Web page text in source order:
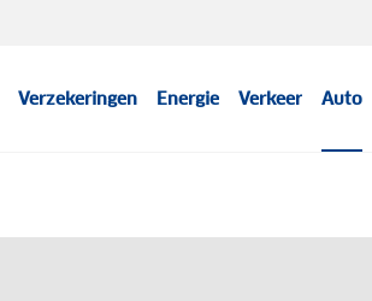
Verzekeringen Energie Verkeer Auto